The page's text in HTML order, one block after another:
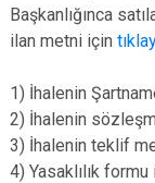
Başkanlığınca
ilan metni için
1) İhalenin
2) İhalenin
3) İhalenin teklif
4) Yasaklılık formu